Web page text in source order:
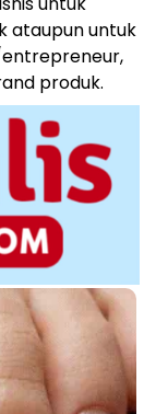
ataupun untuk
produk.